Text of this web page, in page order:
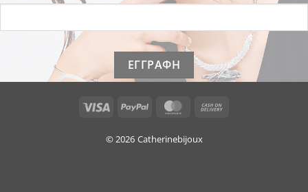
Visa PayPal MasterCard
© 2026 Catherinebijoux